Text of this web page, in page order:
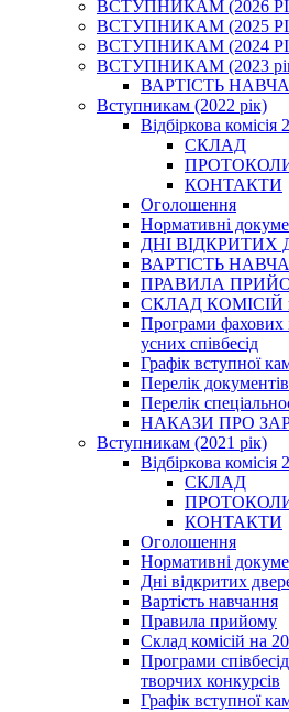
ВСТУПНИКАМ (2026
ВСТУПНИКАМ (2025
ВСТУПНИКАМ (2024
ВСТУПНИКАМ (2023
ВАРТІСТЬ
Вступникам (2022 рік)
Відбіркова комісія
СКЛАД
ПРОТОКОЛИ
КОНТАКТИ
Оголошення
Нормативні
ДНІ ВІДКРИТИХ
ВАРТІСТЬ
ПРАВИЛА
СКЛАД КОМІСІЙ
Програми фахових
усних співбесід
Графік вступної
Перелік
Перелік
НАКАЗИ ПРО
Вступникам (2021 рік)
Відбіркова комісія
СКЛАД
ПРОТОКОЛИ
КОНТАКТИ
Оголошення
Нормативні
Дні відкритих
Вартість навчання
Правила прийому
Склад комісій на
Програми
творчих конкурсів
Графік вступної